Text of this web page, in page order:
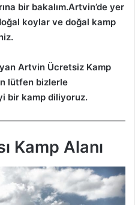
bir bakalım.Artvin’de yer
koylar ve doğal kamp
Artvin Ücretsiz Kamp
lütfen bizlerle
bir kamp diliyoruz.
Kamp Alanı